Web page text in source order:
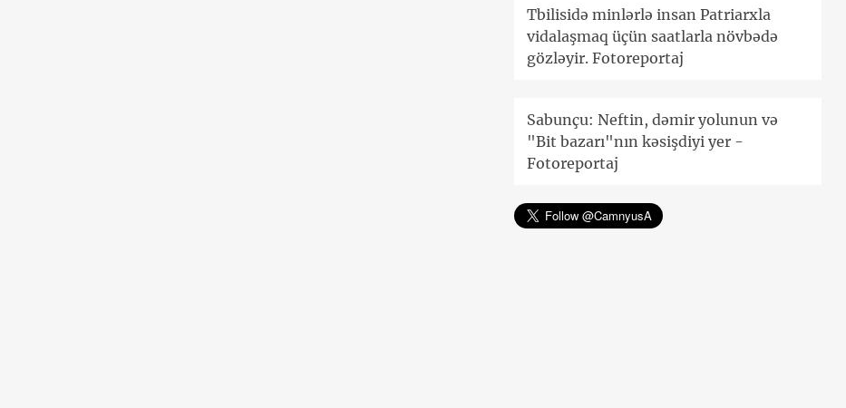
Tbilisidə minlərlə insan Patriarxla
vidalaşmaq üçün saatlarla növbədə
gözləyir. Fotoreportaj
Sabunçu: Neftin, dəmir yolunun və
"Bit bazarı"nın kəsişdiyi yer -
Fotoreportaj